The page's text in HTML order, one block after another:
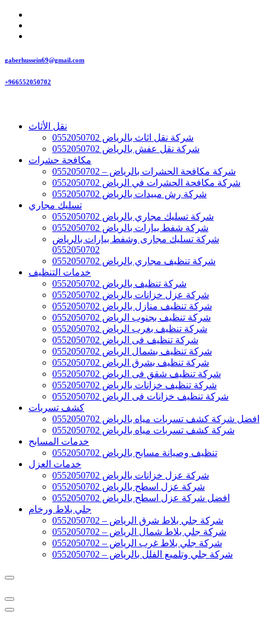
gaberhussein69@gmail.com
+966552050702
نقل الأثاث
شركة نقل اثاث بالرياض 0552050702
شركة نقل عفش بالرياض 0552050702
مكافحة حشرات
شركة مكافحة الحشرات بالرياض – 0552050702
شركة مكافحة الحشرات في الرياض 0552050702
شركة رش مبيدات بالرياض 0552050702
تسليك مجاري
شركة تسليك مجاري بالرياض 0552050702
شركة شفط بيارات بالرياض 0552050702
شركة تسليك مجارى وشفط بيارات بالرياض
0552050702
شركة تنظيف مجاري بالرياض 0552050702
خدمات التنظيف
شركة تنظيف بالرياض 0552050702
شركة عزل خزانات بالرياض 0552050702
شركة تنظيف منازل بالرياض 0552050702
شركة تنظيف بجنوب الرياض 0552050702
شركة تنظيف بغرب الرياض 0552050702
شركة تنظيف فى الرياض 0552050702
شركة تنظيف بشمال الرياض 0552050702
شركة تنظيف بشرق الرياض 0552050702
شركة تنظيف شقق فى الرياض 0552050702
شركة تنظيف خزانات بالرياض 0552050702
شركة تنظيف خزانات فى الرياض 0552050702
كشف تسربات
افضل شركة كشف تسربات مياه بالرياض 0552050702
شركة كشف تسربات مياه بالرياض 0552050702
خدمات المسابح
تنظيف وصيانة مسابح بالرياض 0552050702
خدمات العزل
شركة عزل خزانات بالرياض 0552050702
شركة عزل اسطح بالرياض 0552050702
افضل شركة عزل اسطح بالرياض 0552050702
جلي بلاط ورخام
شركة جلي بلاط شرق الرياض – 0552050702
شركة جلي بلاط شمال الرياض – 0552050702
شركة جلي بلاط غرب الرياض – 0552050702
شركة جلي وتلميع الفلل بالرياض – 0552050702